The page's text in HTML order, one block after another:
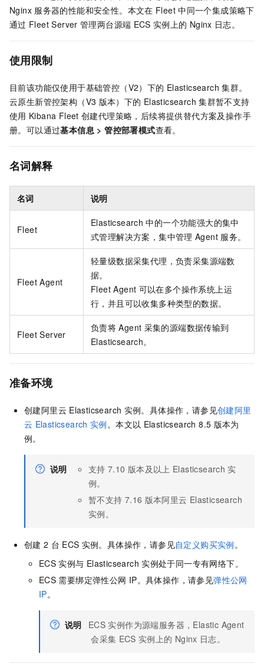
Nginx 服务器的性能和安全性。本文在 Fleet 中同一个集成策略下
通过 Fleet Server 管理两台源端 ECS 实例上的 Nginx 日志。
使用限制
目前该功能仅使用于基础管控（V2）下的 Elasticsearch 集群。
云原生新管控架构（V3 版本）下的 Elasticsearch 集群暂不支持
使用 Kibana Fleet 创建代理策略，后续将提供替代方案及操作手
册。可以通过基本信息 >管控部署模式查看。
名词解释
名词 说明
Fleet
Elasticsearch 中的一个功能强大的集中
式管理解决方案，集中管理 Agent 服务。
Fleet Agent
轻量级数据采集代理，负责采集源端数
据。
Fleet Agent 可以在多个操作系统上运
行，并且可以收集多种类型的数据。
Fleet Server
负责将 Agent 采集的源端数据传输到
Elasticsearch。
准备环境
创建阿里云 Elasticsearch 实例。具体操作，请参见创建阿里
云 Elasticsearch 实例。本文以 Elasticsearch 8.5 版本为
例。
说明 支持 7.10 版本及以上 Elasticsearch 实
例。
暂不支持 7.16 版本阿里云 Elasticsearch
实例。
创建 2 台 ECS 实例。具体操作，请参见自定义购买实例。
ECS 实例与 Elasticsearch 实例处于同一专有网络下。
ECS 需要绑定弹性公网 IP。具体操作，请参见弹性公网
IP。
说明 ECS 实例作为源端服务器，Elastic Agent
会采集 ECS 实例上的 Nginx 日志。